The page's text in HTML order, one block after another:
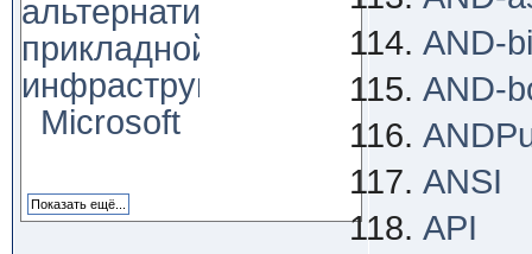
альтернатива
прикладной
инфраструктуре
Microsoft
AND-
AND-
ANSI
API